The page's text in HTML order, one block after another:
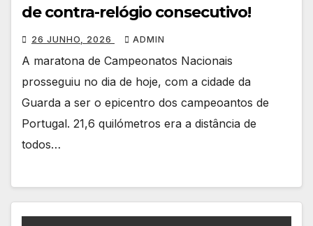
de contra-relógio consecutivo!
26 JUNHO, 2026 ADMIN
A maratona de Campeonatos Nacionais
prosseguiu no dia de hoje, com a cidade da
Guarda a ser o epicentro dos campeoantos de
Portugal. 21,6 quilómetros era a distância de
todos…